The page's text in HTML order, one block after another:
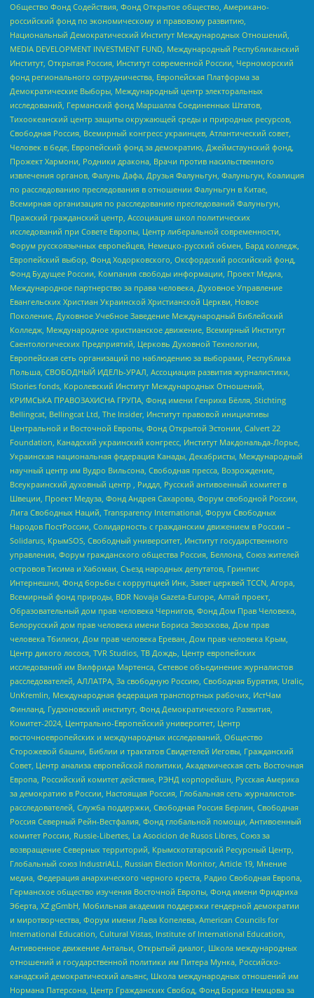
Общество Фонд Содействия, Фонд Открытое общество, Американо-
российский фонд по экономическому и правовому развитию,
Национальный Демократический Институт Международных Отношений,
MEDIA DEVELOPMENT INVESTMENT FUND, Международный Республиканский
Институт, Открытая Россия, Институт современной России, Черноморский
фонд регионального сотрудничества, Европейская Платформа за
Демократические Выборы, Международный центр электоральных
исследований, Германский фонд Маршалла Соединенных Штатов,
Тихоокеанский центр защиты окружающей среды и природных ресурсов,
Свободная Россия, Всемирный конгресс украинцев, Атлантический совет,
Человек в беде, Европейский фонд за демократию, Джеймстаунский фонд,
Прожект Хармони, Родники дракона, Врачи против насильственного
извлечения органов, Фалунь Дафа, Друзья Фалуньгун, Фалуньгун, Коалиция
по расследованию преследования в отношении Фалуньгун в Китае,
Всемирная организация по расследованию преследований Фалуньгун,
Пражский гражданский центр, Ассоциация школ политических
исследований при Совете Европы, Центр либеральной современности,
Форум русскоязычных европейцев, Немецко-русский обмен, Бард колледж,
Европейский выбор, Фонд Ходорковского, Оксфордский российский фонд,
Фонд Будущее России, Компания свободы информации, Проект Медиа,
Международное партнерство за права человека, Духовное Управление
Евангельских Христиан Украинской Христианской Церкви, Новое
Поколение, Духовное Учебное Заведение Международный Библейский
Колледж, Международное христианское движение, Всемирный Институт
Саентологических Предприятий, Церковь Духовной Технологии,
Европейская сеть организаций по наблюдению за выборами, Республика
Польша, СВОБОДНЫЙ ИДЕЛЬ-УРАЛ, Ассоциация развития журналистики,
IStories fonds, Королевский Институт Международных Отношений,
КРИМСЬКА ПРАВОЗАХИСНА ГРУПА, Фонд имени Генриха Бёлля, Stichting
Bellingcat, Bellingcat Ltd, The Insider, Институт правовой инициативы
Центральной и Восточной Европы, Фонд Открытой Эстонии, Calvert 22
Foundation, Канадский украинский конгресс, Институт Макдональда-Лорье,
Украинская национальная федерация Канады, Декабристы, Международный
научный центр им Вудро Вильсона, Свободная пресса, Возрождение,
Всеукраинский духовный центр , Риддл, Русский антивоенный комитет в
Швеции, Проект Медуза, Фонд Андрея Сахарова, Форум свободной России,
Лига Свободных Наций, Transparеncy International, Форум Свободных
Народов ПостРоссии, Солидарность с гражданским движением в России –
Solidarus, КрымSOS, Свободный университет, Институт государственного
управления, Форум гражданского общества Россия, Беллона, Союз жителей
островов Тисима и Хабомаи, Съезд народных депутатов, Гринпис
Интернешнл, Фонд борьбы с коррупцией Инк, Завет церквей TCCN, Агора,
Всемирный фонд природы, BDR Novaja Gazeta-Europe, Алтай проект,
Образовательный дом прав человека Чернигов, Фонд Дом Прав Человека,
Белорусский дом прав человека имени Бориса Звозскова, Дом прав
человека Тбилиси, Дом прав человека Ереван, Дом прав человека Крым,
Центр дикого лосося, TVR Studios, ТВ Дождь, Центр европейских
исследований им Вилфрида Мартенса, Сетевое объединение журналистов
расследователей, АЛЛАТРА, За свободную Россию, Свободная Бурятия, Uralic,
UnKremlin, Международная федерация транспортных рабочих, ИстЧам
Финланд, Гудзоновский институт, Фонд Демократического Развития,
Комитет-2024, Центрально-Европейский университет, Центр
восточноевропейских и международных исследований, Общество
Сторожевой башни, Библии и трактатов Свидетелей Иеговы, Гражданский
Совет, Центр анализа европейской политики, Академическая сеть Восточная
Европа, Российский комитет действия, РЭНД корпорейшн, Русская Америка
за демократию в России, Настоящая Россия, Глобальная сеть журналистов-
расследователей, Служба поддержки, Свободная Россия Берлин, Свободная
Россия Северный Рейн-Вестфалия, Фонд глобальной помощи, Антивоенный
комитет России, Russie-Libertes, La Asocicion de Rusos Libres, Союз за
возвращение Северных территорий, Крымскотатарский Ресурсный Центр,
Глобальный союз IndustriALL, Russian Election Monitor, Article 19, Мнение
медиа, Федерация анархического черного креста, Радио Свободная Европа,
Германское общество изучения Восточной Европы, Фонд имени Фридриха
Эберта, XZ gGmbH, Мобильная академия поддержки гендерной демократии
и миротворчества, Форум имени Льва Копелева, American Councils for
International Education, Cultural Vistas, Institute of International Education,
Антивоенное движение Антальи, Открытый диалог, Школа международных
отношений и государственной политики им Питера Мунка, Российско-
канадский демократический альянс, Школа международных отношений им
Нормана Патерсона, Центр Гражданских Свобод, Фонд Бориса Немцова за